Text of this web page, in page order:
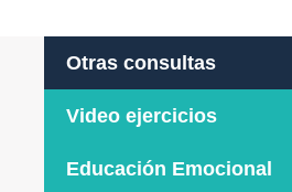
Otras consultas
Video ejercicios
Educación Emocional